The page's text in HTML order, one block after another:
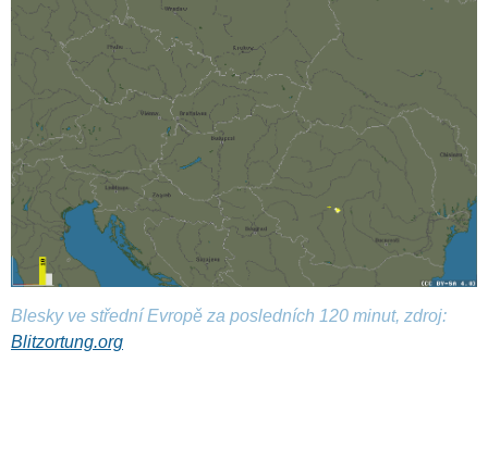
Blesky ve střední Evropě za posledních 120 minut, zdroj:
Blitzortung.org